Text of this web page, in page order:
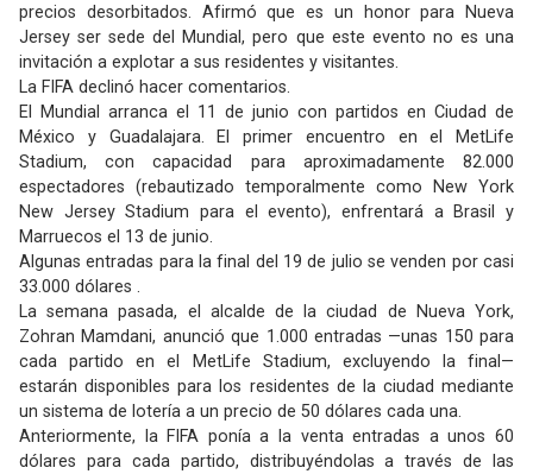
precios desorbitados. Afirmó que es un honor para Nueva
Jersey ser sede del Mundial, pero que este evento no es una
invitación a explotar a sus residentes y visitantes.
La FIFA declinó hacer comentarios.
El Mundial arranca el 11 de junio con partidos en Ciudad de
México y Guadalajara. El primer encuentro en el MetLife
Stadium, con capacidad para aproximadamente 82.000
espectadores (rebautizado temporalmente como New York
New Jersey Stadium para el evento), enfrentará a Brasil y
Marruecos el 13 de junio.
Algunas entradas para la final del 19 de julio se venden por casi
33.000 dólares .
La semana pasada, el alcalde de la ciudad de Nueva York,
Zohran Mamdani, anunció que 1.000 entradas —unas 150 para
cada partido en el MetLife Stadium, excluyendo la final—
estarán disponibles para los residentes de la ciudad mediante
un sistema de lotería a un precio de 50 dólares cada una.
Anteriormente, la FIFA ponía a la venta entradas a unos 60
dólares para cada partido, distribuyéndolas a través de las